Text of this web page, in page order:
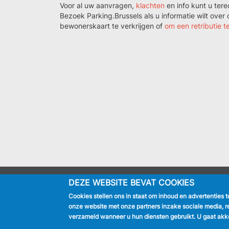
Voor al uw aanvragen, klachten en info kunt u
Bezoek Parking.Brussels als u informatie wilt
bewonerskaart te verkrijgen of om een retributie
IK BEN
Inwoner
Toerist
Bedrijf
DEZE WEBSITE BEVAT COOKIES
Cookies stellen ons in staat om inhoud en advertenties
onze website met onze partners inzake sociale media,
verzameld wanneer u hun diensten gebruikt. U gaat